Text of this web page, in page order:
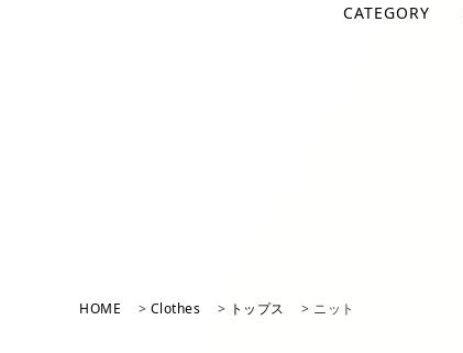
CATEGORY
HOME Clothes トップス ニット